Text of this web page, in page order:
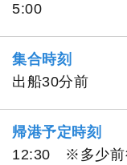
5:00
集合時刻
出船30分前
帰港予定時刻
12:30 ※多少前